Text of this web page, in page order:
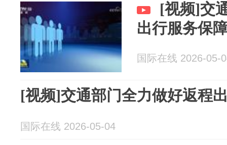
[视频]交
出行服务保
国际在线 2026-05-
[视频]交通部门全力做好返程
国际在线 2026-05-04